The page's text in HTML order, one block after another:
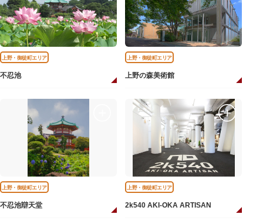
上野・御徒町エリア
不忍池
上野・御徒町エリア
上野の森美術館
上野・御徒町エリア
不忍池辯天堂
上野・御徒町エリア
2k540 AKI-OKA ARTISAN